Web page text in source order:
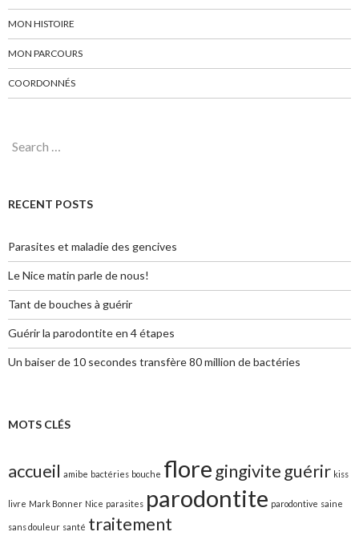
MON HISTOIRE
MON PARCOURS
COORDONNÉS
Search for:
RECENT POSTS
Parasites et maladie des gencives
Le Nice matin parle de nous!
Tant de bouches à guérir
Guérir la parodontite en 4 étapes
Un baiser de 10 secondes transfère 80 million de bactéries
MOTS CLÉS
accueil amibe bactéries bouche flore gingivite guérir kiss
livre Mark Bonner Nice parasites parodontite parodontive saine
sans douleur santé traitement